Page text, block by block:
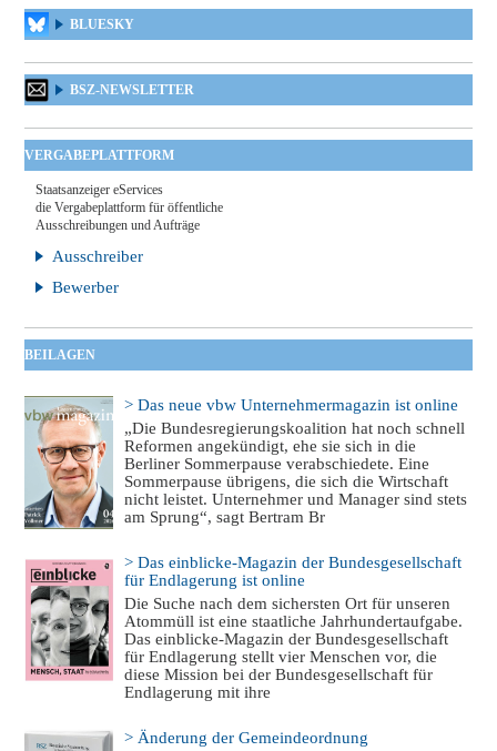
BLUESKY
BSZ-NEWSLETTER
VERGABEPLATTFORM
Staatsanzeiger eServices
die Vergabeplattform für öffentliche
Ausschreibungen und Aufträge
Ausschreiber
Bewerber
BEILAGEN
> Das neue vbw Unternehmermagazin ist online
„Die Bundesregierungskoalition hat noch schnell
Reformen angekündigt, ehe sie sich in die
Berliner Sommerpause verabschiedete. Eine
Sommerpause übrigens, die sich die Wirtschaft
nicht leistet. Unternehmer und Manager sind stets
am Sprung“, sagt Bertram Br
> Das einblicke-Magazin der Bundesgesellschaft
für Endlagerung ist online
Die Suche nach dem sichersten Ort für unseren
Atommüll ist eine staatliche Jahrhundertaufgabe.
Das einblicke-Magazin der Bundesgesellschaft
für Endlagerung stellt vier Menschen vor, die
diese Mission bei der Bundesgesellschaft für
Endlagerung mit ihre
> Änderung der Gemeindeordnung